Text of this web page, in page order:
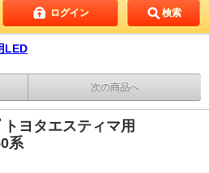
ログイン 検索
LED
次の商品へ
ヨタエスティマ用
系